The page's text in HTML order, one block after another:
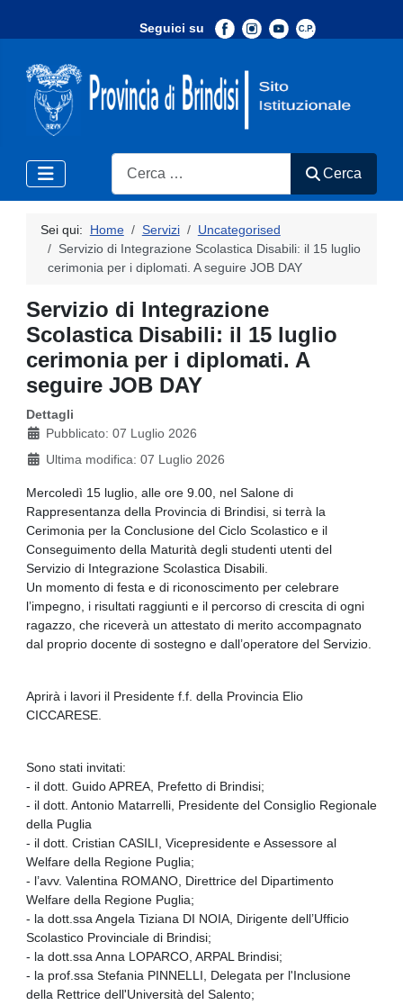
Seguici su
Search
Cerca
Sei qui: Home Servizi
Uncategorised
Servizio di Integrazione Scolastica Disabili: il 15 luglio
cerimonia per i diplomati. A seguire JOB DAY
Servizio di Integrazione
Scolastica Disabili: il 15 luglio
cerimonia per i diplomati. A
seguire JOB DAY
Dettagli
Pubblicato: 07 Luglio 2026
Ultima modifica: 07 Luglio 2026
Mercoledì 15 luglio, alle ore 9.00, nel Salone di
Rappresentanza della Provincia di Brindisi, si terrà la
Cerimonia per la Conclusione del Ciclo Scolastico e il
Conseguimento della Maturità degli studenti utenti del
Servizio di Integrazione Scolastica Disabili.
Un momento di festa e di riconoscimento per celebrare
l’impegno, i risultati raggiunti e il percorso di crescita di ogni
ragazzo, che riceverà un attestato di merito accompagnato
dal proprio docente di sostegno e dall’operatore del Servizio.
Aprirà i lavori il Presidente f.f. della Provincia Elio
CICCARESE.
Sono stati invitati:
- il dott. Guido APREA, Prefetto di Brindisi;
- il dott. Antonio Matarrelli, Presidente del Consiglio Regionale
della Puglia
- il dott. Cristian CASILI, Vicepresidente e Assessore al
Welfare della Regione Puglia;
- l’avv. Valentina ROMANO, Direttrice del Dipartimento
Welfare della Regione Puglia;
- la dott.ssa Angela Tiziana DI NOIA, Dirigente dell’Ufficio
Scolastico Provinciale di Brindisi;
- la dott.ssa Anna LOPARCO, ARPAL Brindisi;
- la prof.ssa Stefania PINNELLI, Delegata per l'Inclusione
della Rettrice dell'Università del Salento;